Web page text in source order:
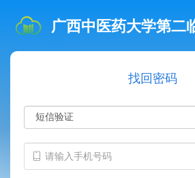
广西中医药大学第二
找回密码